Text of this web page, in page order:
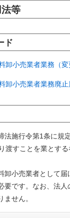
等
ド
卸小売業者業務（変
卸小売業者業務廃止
法施行令第1条に規
渡すことを業とす
卸小売業者として
要です。なお、法
ません。